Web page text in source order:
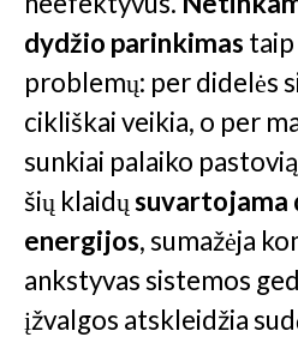
dydžio parinkimas
problemų: per didelės
cikliškai veikia, o per
sunkiai palaiko
šių klaidųsuvartojama
energijos, sumažėja
ankstyvas sistemos
įžvalgos atskleidžia